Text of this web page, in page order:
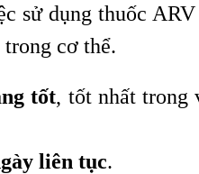
sử dụng thuốc
cơ thể.
tốt, tốt nhất trong
liên tục.